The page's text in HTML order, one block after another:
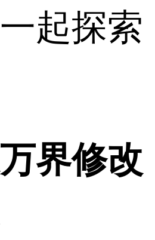
起探索
界修改